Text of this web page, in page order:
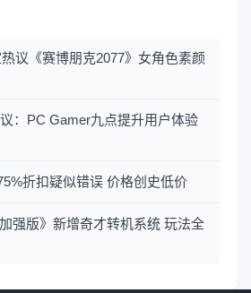
议《赛博朋克2077》女角色素颜
：PC Gamer九点提升用户体验
折扣疑似错误 价格创史低价
强版》新增奇才转机系统 玩法全